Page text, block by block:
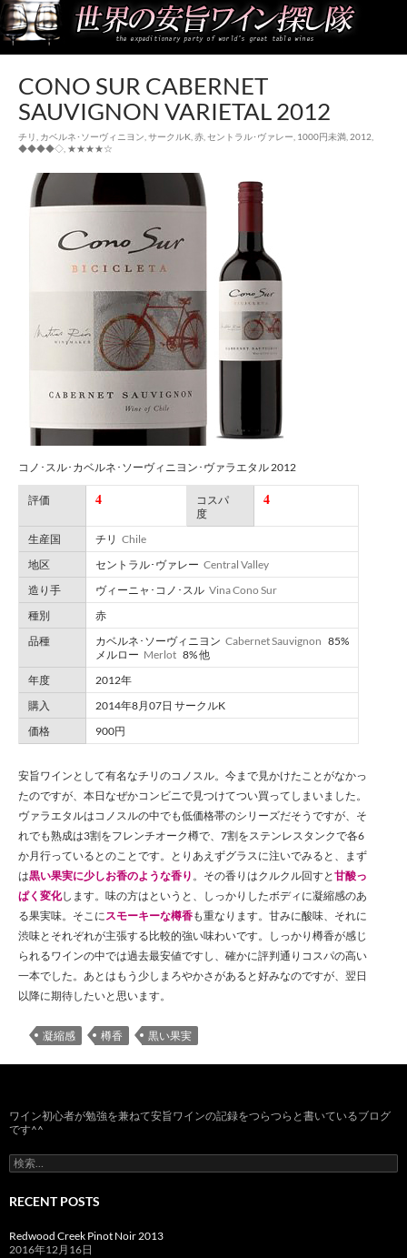
世界の安旨ワイン探し隊
CONO SUR CABERNET
SAUVIGNON VARIETAL 2012
チリ カベルネ･ソーヴィニヨン サークルK 赤 セントラル･ヴァレー 1000円未満 2012
◆◆◆◆◇ ★★★★☆
コノ･スル･カベルネ･ソーヴィニヨン･ヴァラエタル 2012
評価 4
コスパ
度
4
生産国 チリ Chile
地区
セントラル･ヴァレー Central Valley
造り手
ヴィーニャ･コノ･スル Vina Cono Sur
種別
赤
品種
カベルネ･ソーヴィニヨン Cabernet Sauvignon 85%
メルロー Merlot 8% 他
年度
2012年
購入
2014年8月07日 サークルK
価格
900円
安旨ワインとして有名なチリのコノスル。今まで見かけたことがなかっ
たのですが、本日なぜかコンビニで見つけてつい買ってしまいました。
ヴァラエタルはコノスルの中でも低価格帯のシリーズだそうですが、そ
れでも熟成は3割をフレンチオーク樽で、7割をステンレスタンクで各6
か月行っているとのことです。とりあえずグラスに注いでみると、まず
は黒い果実に少しお香のような香り 。その香りはクルクル回すと 甘酸っ
ぱく変化します。味の方はというと、しっかりしたボディに凝縮感のあ
る果実味。そこにスモーキーな樽香も重なります。甘みに酸味、それに
渋味とそれぞれが主張する比較的強い味わいです。しっかり樽香が感じ
られるワインの中では過去最安値ですし、確かに評判通りコスパの高い
一本でした。あとはもう少しまろやかさがあると好みなのですが、翌日
以降に期待したいと思います。
凝縮感 樽香 黒い果実
ワイン初心者が勉強を兼ねて安旨ワインの記録をつらつらと書いているブログ
です^^
検
索:
RECENT POSTS
Redwood Creek Pinot Noir 2013
2016年12月16日